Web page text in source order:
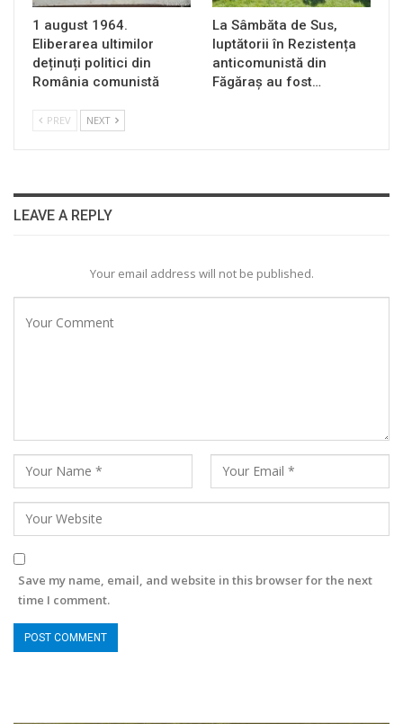
1 august 1964.
Eliberarea ultimilor
deținuți politici din
România comunistă
La Sâmbăta de Sus,
luptătorii în Rezistența
anticomunistă din
Făgăraș au fost…
PREV NEXT
LEAVE A REPLY
Your email address will not be published.
Save my name, email, and website in this browser for the next
time I comment.